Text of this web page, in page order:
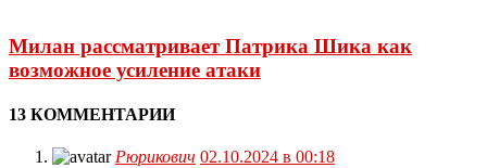
Милан рассматривает Патрика Шика как
возможное усиление атаки
13 КОММЕНТАРИИ
Рюрикович 02.10.2024 в 00:18